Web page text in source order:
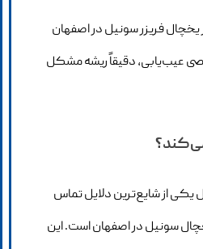
فریزر سونیل در اصفهان
عیب‌یابی، دقیقاً ریشه مشکل
از شایع‌ترین دلایل تماس
سونیل در اصفهان است. این